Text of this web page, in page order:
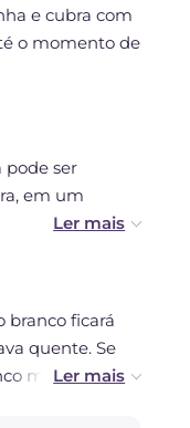
e cubra com
o momento de
ser
em um
mês.
branco ficará
quente. Se
mais líquido,